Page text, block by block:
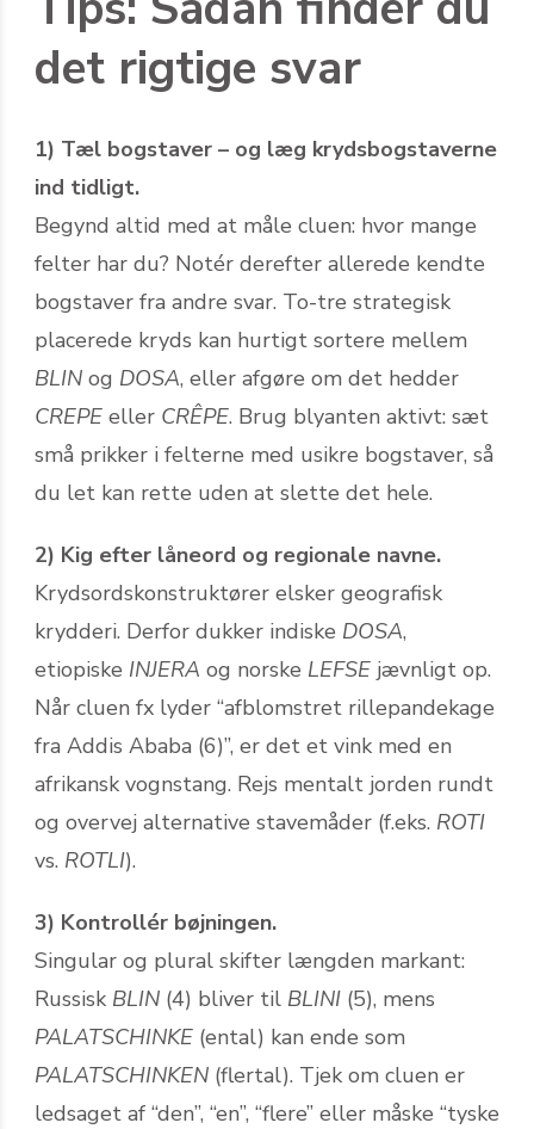
det rigtige svar
1) Tæl bogstaver – og læg krydsbogstaverne
ind tidligt.
Begynd altid med at måle cluen: hvor mange
felter har du? Notér derefter allerede kendte
bogstaver fra andre svar. To-tre strategisk
placerede kryds kan hurtigt sortere mellem
BLIN og DOSA, eller afgøre om det hedder
CREPE eller CRÊPE. Brug blyanten aktivt: sæt
små prikker i felterne med usikre bogstaver, så
du let kan rette uden at slette det hele.
2) Kig efter låneord og regionale navne.
Krydsordskonstruktører elsker geografisk
krydderi. Derfor dukker indiske DOSA,
etiopiske INJERA og norske LEFSE jævnligt op.
Når cluen fx lyder “afblomstret rillepandekage
fra Addis Ababa (6)”, er det et vink med en
afrikansk vognstang. Rejs mentalt jorden rundt
og overvej alternative stavemåder (f.eks. ROTI
vs. ROTLI).
3) Kontrollér bøjningen.
Singular og plural skifter længden markant:
Russisk BLIN (4) bliver til BLINI (5), mens
PALATSCHINKE (ental) kan ende som
PALATSCHINKEN (flertal). Tjek om cluen er
ledsaget af “den”, “en”, “flere” eller måske “tyske